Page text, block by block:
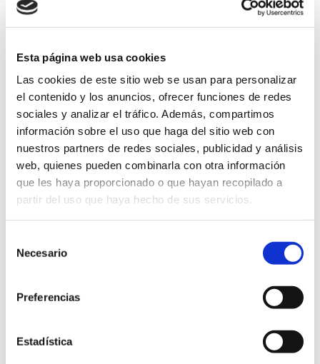
Esta página web usa cookies
Las cookies de este sitio web se usan para personalizar
el contenido y los anuncios, ofrecer funciones de redes
sociales y analizar el tráfico. Además, compartimos
información sobre el uso que haga del sitio web con
nuestros partners de redes sociales, publicidad y análisis
web, quienes pueden combinarla con otra información
que les haya proporcionado o que hayan recopilado a
partir del uso que haya hecho de sus servicios.
Necesario
Preferencias
Estadística
REDES SOCIALES PARA IMPULSAR TU
NEGOCIO
Escrito el 10 de diciembre
El marketing en redes sociales es esencial para el éxito
de cualquier negocio moderno. Implementa estrategias
en redes sociales mediante un plan de social media
engagement rate marketing digital
popularidad en redes sociales